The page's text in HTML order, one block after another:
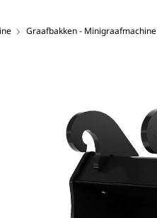
Graafbakken - Minigraafmachine